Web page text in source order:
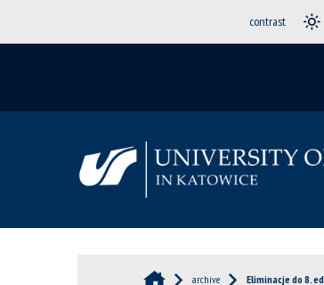
contrast
archive Eliminacje do 8.